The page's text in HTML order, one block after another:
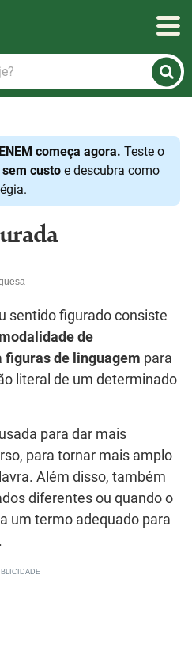
começa agora. Teste o
custo e descubra como
sentido figurado consiste
modalidade de
figuras de linguagem para
literal de um determinado
para dar mais
para tornar mais amplo
Além disso, também
diferentes ou quando o
um termo adequado para